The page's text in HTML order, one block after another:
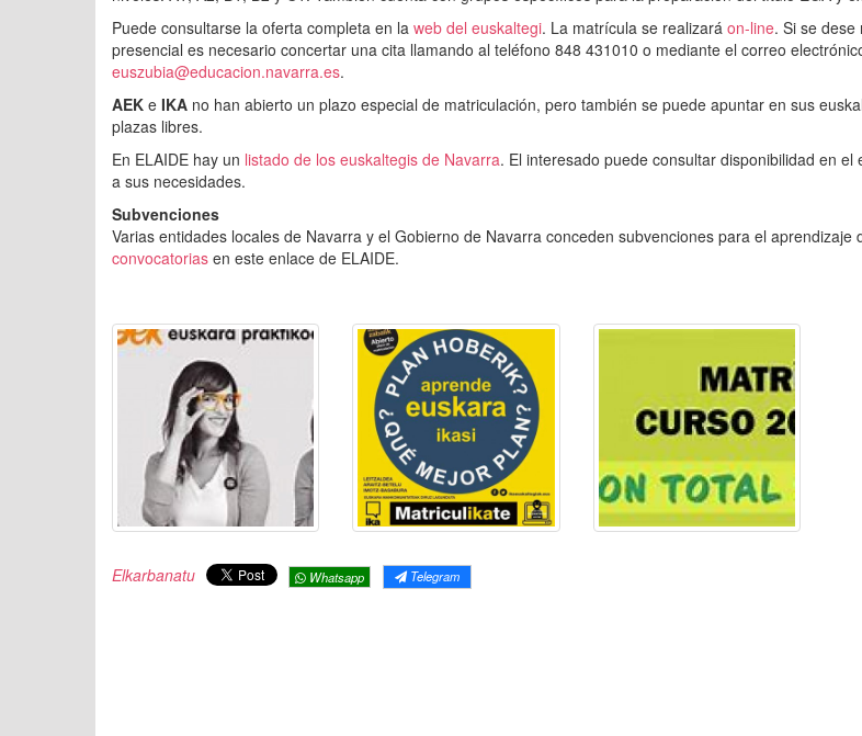
Puede consultarse la oferta completa en la web del euskaltegi. La matrícula se realizará on-line. Si se
presencial es necesario concertar una cita llamando al teléfono 848 431010 o mediante el correo
euszubia@educacion.navarra.es.
AEK e IKA no han abierto un plazo especial de matriculación, pero también se puede apuntar en sus
plazas libres.
En ELAIDE hay un listado de los euskaltegis de Navarra. El interesado puede consultar disponibilidad en el
a sus necesidades.
Subvenciones
Varias entidades locales de Navarra y el Gobierno de Navarra conceden subvenciones para el aprendizaje
convocatorias en este enlace de ELAIDE.
Elkarbanatu Whatsapp Telegram